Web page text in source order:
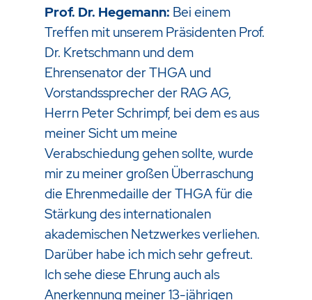
Prof. Dr. Hegemann: Bei einem
Treffen mit unserem Präsidenten Prof.
Dr. Kretschmann und dem
Ehrensenator der THGA und
Vorstandssprecher der RAG AG,
Herrn Peter Schrimpf, bei dem es aus
meiner Sicht um meine
Verabschiedung gehen sollte, wurde
mir zu meiner großen Überraschung
die Ehrenmedaille der THGA für die
Stärkung des internationalen
akademischen Netzwerkes verliehen.
Darüber habe ich mich sehr gefreut.
Ich sehe diese Ehrung auch als
Anerkennung meiner 13-jährigen